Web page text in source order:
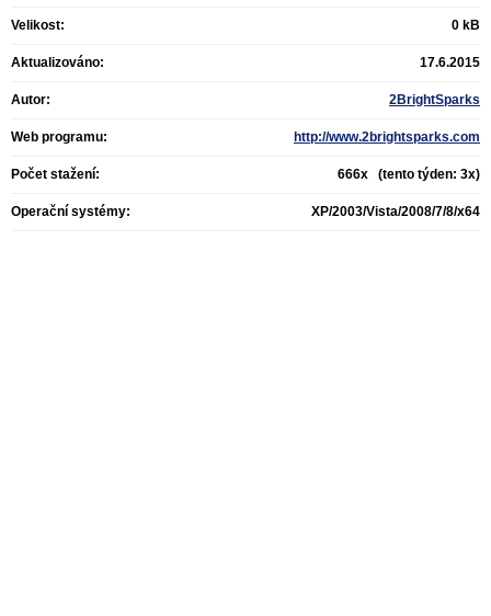
Velikost: 0 kB
Aktualizováno: 17.6.2015
Autor: 2BrightSparks
Web programu: http://www.2brightsparks.com
Počet stažení: 666x (tento týden: 3x)
Operační systémy: XP/2003/Vista/2008/7/8/x64